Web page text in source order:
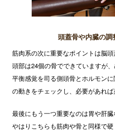
頭蓋骨や内臓の
筋肉系の次に重要なポイントは脳頭
頭部は24個の骨でできていますが
平衡感覚を司る側頭骨とホルモン
の動きをチェックし、必要があれば
最後にもう一つ重要なのは胃や肝臓
やはりこちらも筋肉や骨と同様で